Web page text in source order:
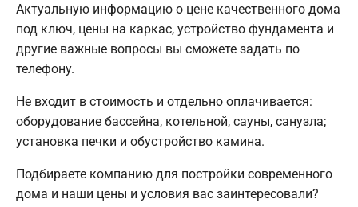
Актуальную информацию о цене качественного дома
под ключ, цены на каркас, устройство фундамента и
другие важные вопросы вы сможете задать по
телефону.
Не входит в стоимость и отдельно оплачивается:
оборудование бассейна, котельной, сауны, санузла;
установка печки и обустройство камина.
Подбираете компанию для постройки современного
дома и наши цены и условия вас заинтересовали?